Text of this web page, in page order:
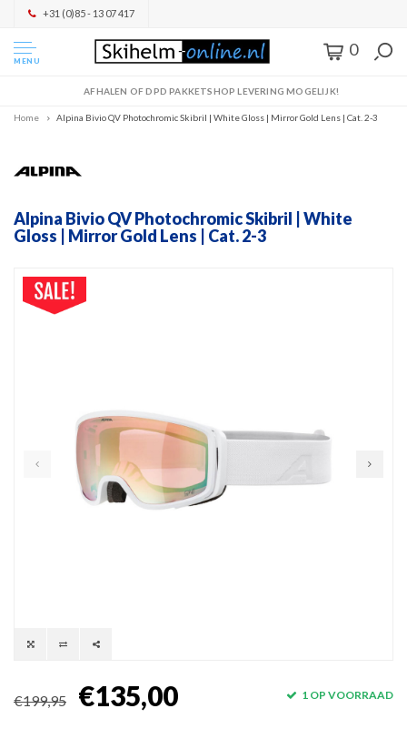
+31 (0)85 - 13 07 417
MENU
0
AFHALEN OF DPD PAKKETSHOP LEVERING MOGELIJK!
Home Alpina Bivio QV Photochromic Skibril | White Gloss | Mirror Gold Lens | Cat. 2-3
Alpina Bivio QV Photochromic Skibril | White
Gloss | Mirror Gold Lens | Cat. 2-3
€199,95 €135,00 1 OP VOORRAAD